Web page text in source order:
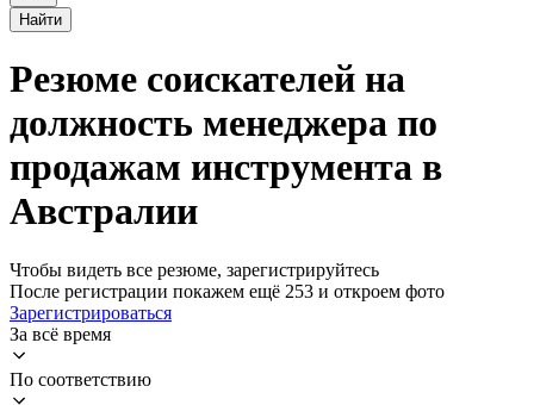
Найти
Резюме соискателей на
должность менеджера по
продажам инструмента в
Австралии
Чтобы видеть все резюме, зарегистрируйтесь
После регистрации покажем ещё 253 и откроем фото
Зарегистрироваться
За всё время
По соответствию